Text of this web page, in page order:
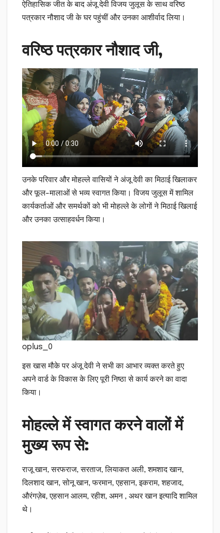
ऐतिहासिक जीत के बाद अंजू देवी विजय जुलूस के साथ वरिष्ठ
पत्रकार नौशाद जी के घर पहुंचीं और उनका आशीर्वाद लिया।
वरिष्ठ पत्रकार नौशाद जी,
उनके परिवार और मोहल्ले वासियों ने अंजू देवी का मिठाई खिलाकर
और फूल-मालाओं से भव्य स्वागत किया। विजय जुलूस में शामिल
कार्यकर्ताओं और समर्थकों को भी मोहल्ले के लोगों ने मिठाई खिलाई
और उनका उत्साहवर्धन किया।
oplus_0
इस खास मौके पर अंजू देवी ने सभी का आभार व्यक्त करते हुए
अपने वार्ड के विकास के लिए पूरी निष्ठा से कार्य करने का वादा
किया।
मोहल्ले में स्वागत करने वालों में
मुख्य रूप से:
राजू खान, सरफराज, सरताज, लियाकत अली, शमशाद खान,
दिलशाद खान, सोनू खान, फरमान, एहसान, इकराम, शहजाद,
औरंगज़ेब, एहसान आलम, रहीश, अमन , अथर खान इत्यादि शामिल
थे।